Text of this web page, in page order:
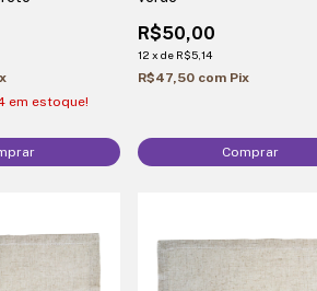
em estoque!
R$50,00
12 x de R$5,14
R$47,50 com Pix